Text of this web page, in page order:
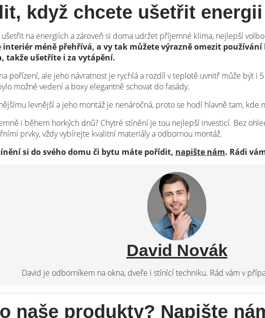
když chcete ušetřit
na energiích a zároveň si doma udržet příjemné klima, nejlepší
interiér méně přehřívá, a vy tak můžete výrazně omezit
takže ušetříte i za vytápění.
pořízení, ale jeho návratnost je rychlá a rozdíl v teplotě uvnitř může být i
možné vedení a boxy elegantně schovat do fasády.
levnější a jeho montáž je nenáročná, proto se hodí hlavně tam, kde
i během horkých dnů? Chytré stínění je tou nejlepší investicí. Bez
prvky, vždy vybírejte kvalitní materiály a odbornou montáž.
si do svého domu či bytu máte pořídit, napište nám. Rádi
David Novák
David je odborníkem na okna, dveře i stínící techniku. Rád vám v
naše produkty? Napište